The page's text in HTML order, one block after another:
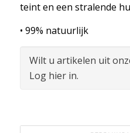
teint en een stralende
• 99% natuurlijk
Wilt u artikelen uit
Log hier in.